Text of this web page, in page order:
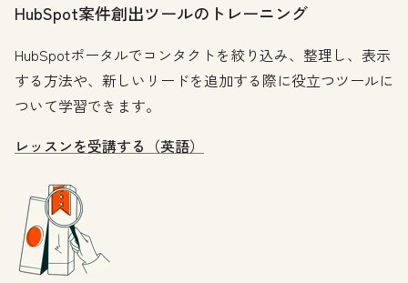
HubSpot案件創出ツールのトレーニング
HubSpotポータルでコンタクトを絞り込み、整理し、表示
する方法や、新しいリードを追加する際に役立つツールに
ついて学習できます。
レッスンを受講する（英語）